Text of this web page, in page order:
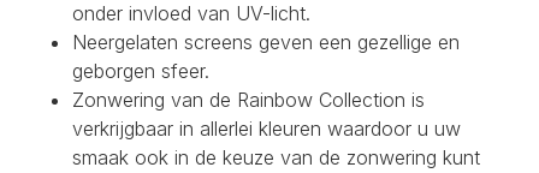
onder invloed van UV-licht.
Neergelaten screens geven een gezellige en
geborgen sfeer.
Zonwering van de Rainbow Collection is
verkrijgbaar in allerlei kleuren waardoor u uw
smaak ook in de keuze van de zonwering kunt